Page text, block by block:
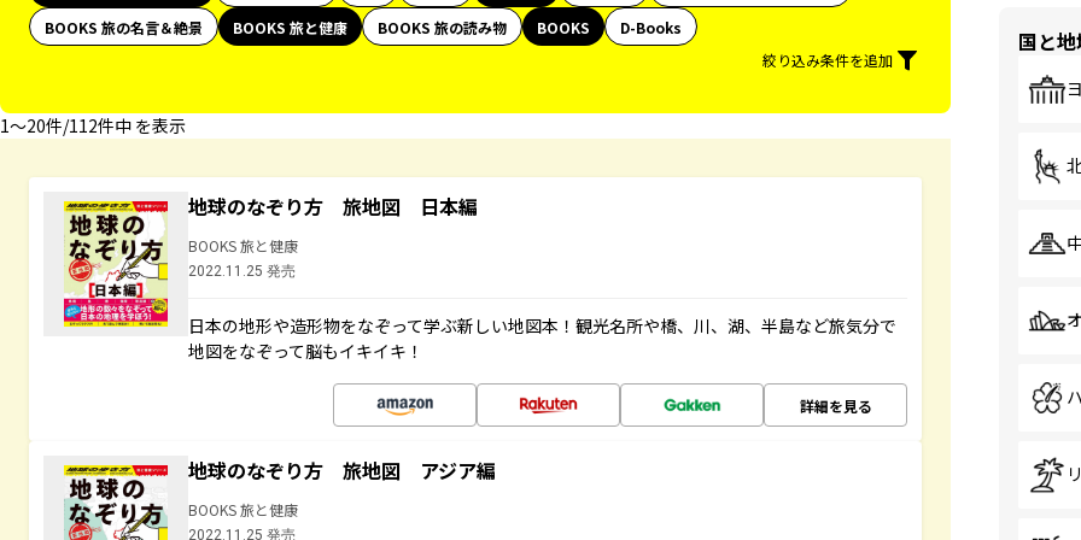
BOOKS 旅の名言＆絶景 BOOKS 旅と健康 BOOKS 旅の読み物 BOOKS
D-Books
絞り込み条件を追加
1〜20件/112件中 を表示
地球のなぞり方 旅地図 日本編
BOOKS 旅と健康
2022.11.25 発売
日本の地形や造形物をなぞって学ぶ新しい地図本！観光名所や橋、川、湖、半島など旅気分で
地図をなぞって脳もイキイキ！
詳細を見る
地球のなぞり方 旅地図 アジア編
BOOKS 旅と健康
2022.11.25 発売
国と